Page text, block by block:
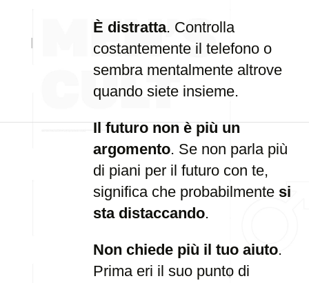
È distratta. Controlla
costantemente il telefono o
sembra mentalmente altrove
quando siete insieme.
Il futuro non è più un
argomento. Se non parla più
di piani per il futuro con te,
significa che probabilmente si
sta distaccando.
Non chiede più il tuo aiuto.
Prima eri il suo punto di